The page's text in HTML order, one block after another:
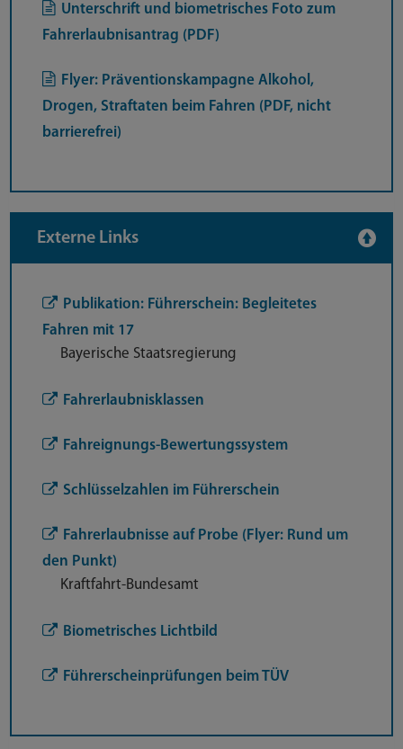
Unterschrift und biometrisches Foto zum
Fahrerlaubnisantrag (PDF)
Flyer: Präventionskampagne Alkohol,
Drogen, Straftaten beim Fahren (PDF, nicht
barrierefrei)
Externe Links
Publikation: Führerschein: Begleitetes
Fahren mit 17
Bayerische Staatsregierung
Fahrerlaubnisklassen
Fahreignungs-Bewertungssystem
Schlüsselzahlen im Führerschein
Fahrerlaubnisse auf Probe (Flyer: Rund um
den Punkt)
Kraftfahrt-Bundesamt
Biometrisches Lichtbild
Führerscheinprüfungen beim TÜV